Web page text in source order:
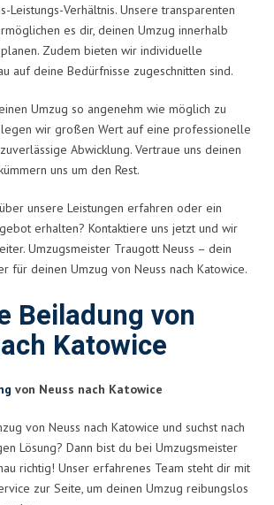
Leistungs-Verhältnis. Unsere transparenten
es dir, deinen Umzug innerhalb
Zudem bieten wir individuelle
auf deine Bedürfnisse zugeschnitten sind.
Umzug so angenehm wie möglich zu
wir großen Wert auf eine professionelle
Abwicklung. Vertraue uns deinen
uns um den Rest.
unsere Leistungen erfahren oder ein
erhalten? Kontaktiere uns jetzt und wir
Umzugsmeister Traugott Neuss – dein
für deinen Umzug von Neuss nach Katowice.
Beiladung von
Katowice
von Neuss nach Katowice
von Neuss nach Katowice und suchst nach
Lösung? Dann bist du bei Umzugsmeister
richtig! Unser erfahrenes Team steht dir mit
zur Seite, um deinen Umzug reibungslos